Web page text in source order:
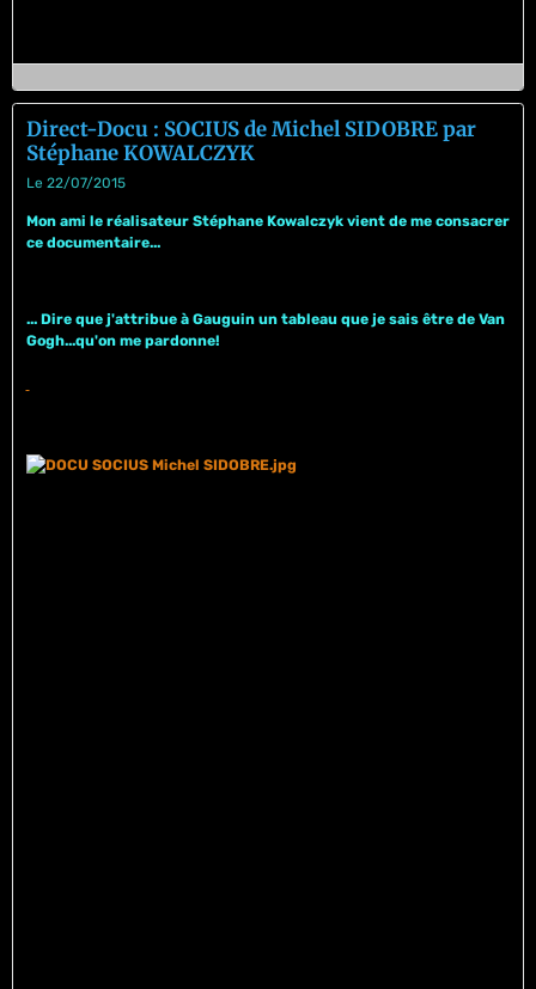
Direct-Docu : SOCIUS de Michel SIDOBRE par
Stéphane KOWALCZYK
Le 22/07/2015
Mon ami le réalisateur Stéphane Kowalczyk vient de me consacrer
ce documentaire...
... Dire que j'attribue à Gauguin un tableau que je sais être de Van
Gogh...qu'on me pardonne!